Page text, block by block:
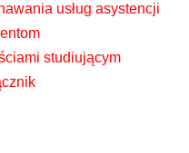
usług asystencji
studiującym